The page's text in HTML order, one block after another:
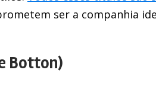
ser a companhia
Botton)